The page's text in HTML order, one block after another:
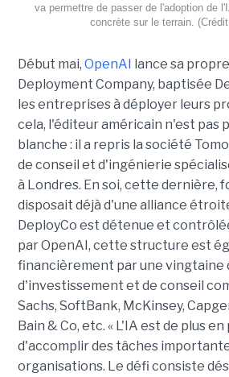
va permettre de passer de l'adoption de
concrète sur le terrain.
Début mai, OpenAI lance sa
Deployment Company, baptisée
les entreprises à déployer leurs
cela, l'éditeur américain n'est pas
blanche : il a repris la société
de conseil et d'ingénierie
à Londres. En soi, cette dernière,
disposait déjà d'une alliance
DeployCo est détenue et
par OpenAI, cette structure est
financièrement par une vingtaine
d'investissement et de conseil
Sachs, SoftBank, McKinsey,
Bain & Co, etc. « L'IA est de plus
d'accomplir des tâches
organisations. Le défi consiste